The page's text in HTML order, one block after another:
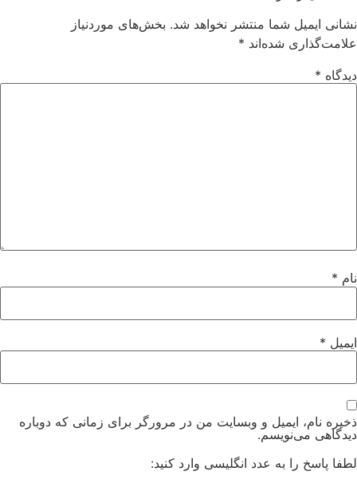
نشانی ایمیل شما منتشر نخواهد شد. بخش‌های موردنیاز
علامت‌گذاری شده‌اند *
دیدگاه *
نام *
ایمیل *
ذخیره نام، ایمیل و وبسایت من در مرورگر برای زمانی که دوباره
دیدگاهی می‌نویسم.
لطفا پاسخ را به عدد انگلیسی وارد کنید: